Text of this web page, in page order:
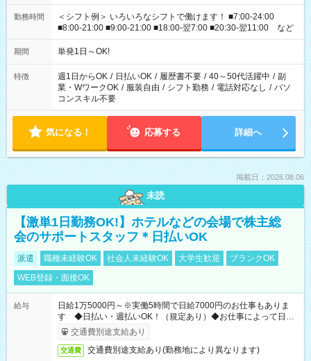
勤務時間
＜シフト例＞ いろいろなシフトで働けます！ ■7:00-24:00
■8:00-21:00 ■9:00-21:00 ■18:00-翌7:00 ■20:30-翌11:00 など
期間 単発1日～OK!
特徴 週1日からOK / 日払いOK / 履歴書不要 / 40～50代活躍中 / 副
業・WワークOK / 服装自由 / シフト勤務 / 電話対応なし / パソ
コンスキル不要
気になる！ 応募する 詳細へ
掲載日：2026.08.06
未読
【激単1日勤務OK!】ホテルなどの会場で株主総
会のサポートスタッフ＊日払いOK
派遣 職種未経験OK 社会人未経験OK 大学生歓迎
ブランクOK
WEB登録・面接OK
給与
日給1万5000円～※実働5時間で日給7000円のお仕事もありま
す ◆日払い・週払いOK！（規定あり）◆お仕事によって日給
も異なります
交通費別途支給あり
交通費 交通費別途支給あり(勤務地により異なります)